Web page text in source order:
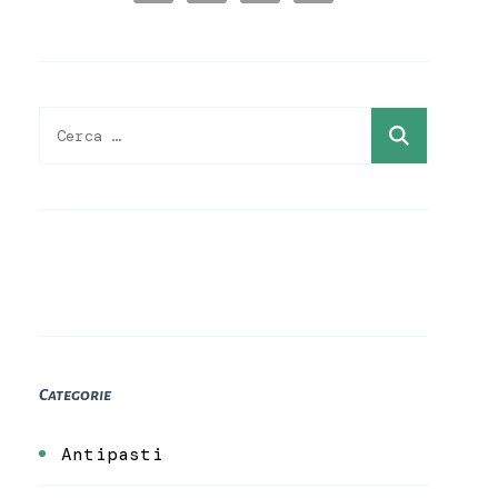
Ricerca
Categorie
Antipasti